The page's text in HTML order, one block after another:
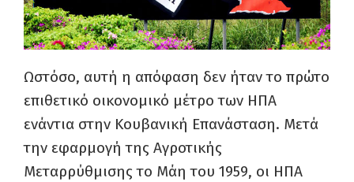
Ωστόσο, αυτή η απόφαση δεν ήταν το πρώτο
επιθετικό οικονομικό μέτρο των ΗΠΑ
ενάντια στην Κουβανική Επανάσταση. Μετά
την εφαρμογή της Αγροτικής
Μεταρρύθμισης το Μάη του 1959, οι ΗΠΑ